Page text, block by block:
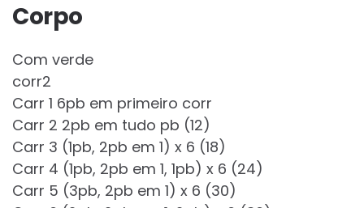
Corpo
Com verde
corr2
Carr 1 6pb em primeiro corr
Carr 2 2pb em tudo pb (12)
Carr 3 (1pb, 2pb em 1) x 6 (18)
Carr 4 (1pb, 2pb em 1, 1pb) x 6 (24)
Carr 5 (3pb, 2pb em 1) x 6 (30)